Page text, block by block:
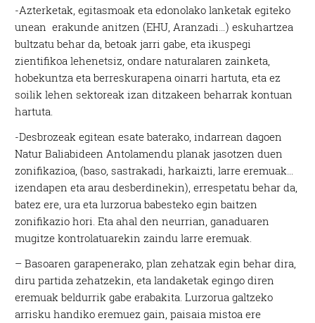
-Azterketak, egitasmoak eta edonolako lanketak egiteko
unean erakunde anitzen (EHU, Aranzadi…) eskuhartzea
bultzatu behar da, betoak jarri gabe, eta ikuspegi
zientifikoa lehenetsiz, ondare naturalaren zainketa,
hobekuntza eta berreskurapena oinarri hartuta, eta ez
soilik lehen sektoreak izan ditzakeen beharrak kontuan
hartuta.
-Desbrozeak egitean esate baterako, indarrean dagoen
Natur Baliabideen Antolamendu planak jasotzen duen
zonifikazioa, (baso, sastrakadi, harkaizti, larre eremuak…
izendapen eta arau desberdinekin), errespetatu behar da,
batez ere, ura eta lurzorua babesteko egin baitzen
zonifikazio hori. Eta ahal den neurrian, ganaduaren
mugitze kontrolatuarekin zaindu larre eremuak.
– Basoaren garapenerako, plan zehatzak egin behar dira,
diru partida zehatzekin, eta landaketak egingo diren
eremuak beldurrik gabe erabakita. Lurzorua galtzeko
arrisku handiko eremuez gain, paisaia mistoa ere